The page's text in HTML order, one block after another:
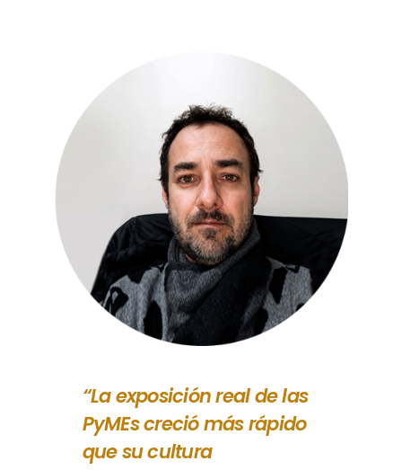
“La exposición real de las
PyMEs creció más rápido
que su cultura